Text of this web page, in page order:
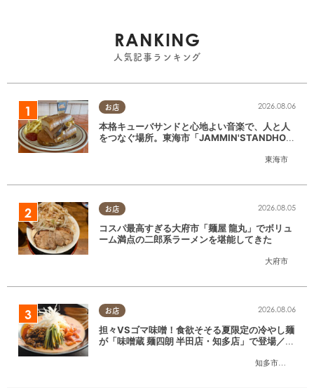
RANKING
人気記事ランキング
お店
東海市
2026.08.06
本格キューバサンドと心地よい音楽で、人と人
をつなぐ場所。東海市「JAMMIN'STANDHOU
お店
大府市
2026.08.05
コスパ最高すぎる大府市「麺屋 龍丸」でボリュ
ーム満点の二郎系ラーメンを堪能してきた
お店
知多市半田市
2026.08.06
担々VSゴマ味噌！食欲そそる夏限定の冷やし麺
が「味噌蔵 麺四朗 半田店・知多店」で登場／ち